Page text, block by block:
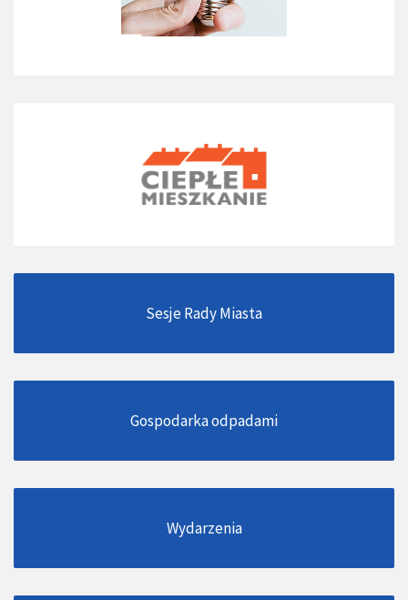
Sesje Rady Miasta
Gospodarka odpadami
Wydarzenia